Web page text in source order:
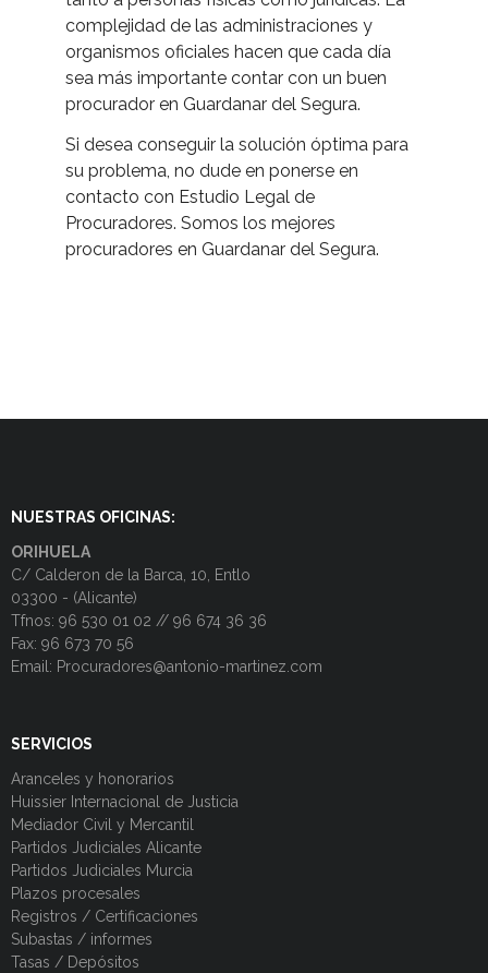
complejidad de las administraciones y
organismos oficiales hacen que cada día
sea más importante contar con un buen
procurador en Guardanar del Segura.
Si desea conseguir la solución óptima para
su problema, no dude en ponerse en
contacto con Estudio Legal de
Procuradores. Somos los mejores
procuradores en Guardanar del Segura.
NUESTRAS OFICINAS:
ORIHUELA
C/ Calderon de la Barca, 10, Entlo
03300 - (Alicante)
Tfnos: 96 530 01 02 // 96 674 36 36
Fax: 96 673 70 56
Email: Procuradores@antonio-martinez.com
SERVICIOS
Aranceles y honorarios
Huissier Internacional de Justicia
Mediador Civil y Mercantil
Partidos Judiciales Alicante
Partidos Judiciales Murcia
Plazos procesales
Registros / Certificaciones
Subastas / informes
Tasas / Depósitos